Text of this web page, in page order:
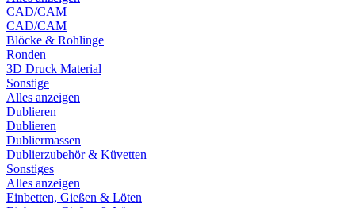
CAD/CAM
CAD/CAM
Blöcke & Rohlinge
Ronden
3D Druck Material
Sonstige
Alles anzeigen
Dublieren
Dublieren
Dubliermassen
Dublierzubehör & Küvetten
Sonstiges
Alles anzeigen
Einbetten, Gießen & Löten